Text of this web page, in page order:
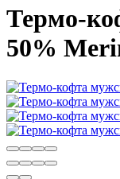
Термо-
50%